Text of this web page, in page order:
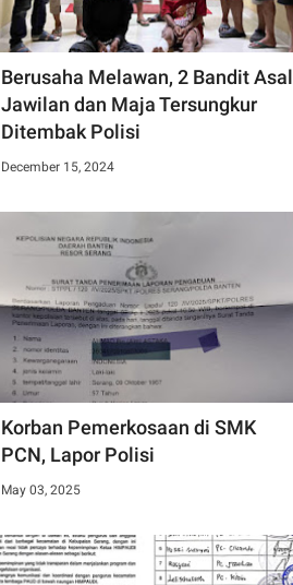
Berusaha Melawan, 2 Bandit Asal
Jawilan dan Maja Tersungkur
Ditembak Polisi
December 15, 2024
Korban Pemerkosaan di SMK
PCN, Lapor Polisi
May 03, 2025